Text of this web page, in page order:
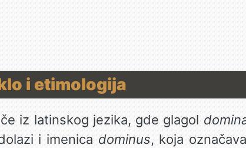
i etimologija
iz latinskog jezika, gde glagol
i imenicadominus, koja